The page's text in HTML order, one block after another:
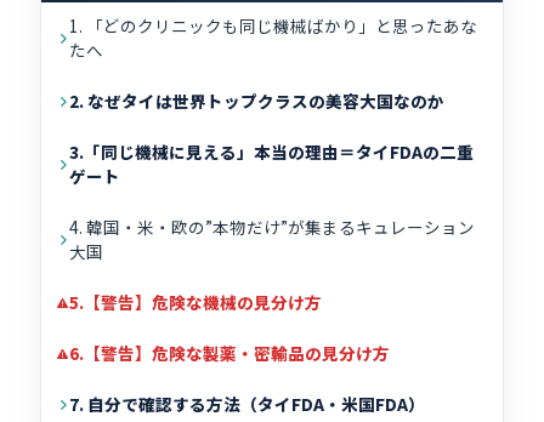
1. 「どのクリニックも同じ機械ばかり」と思ったあな
たへ
2. なぜタイは世界トップクラスの美容大国なのか
3.「同じ機械に見える」本当の理由＝タイFDAの二重
ゲート
4. 韓国・米・欧の”本物だけ”が集まるキュレーション
大国
5.【警告】危険な機械の見分け方
6.【警告】危険な製薬・密輸品の見分け方
7. 自分で確認する方法（タイFDA・米国FDA）